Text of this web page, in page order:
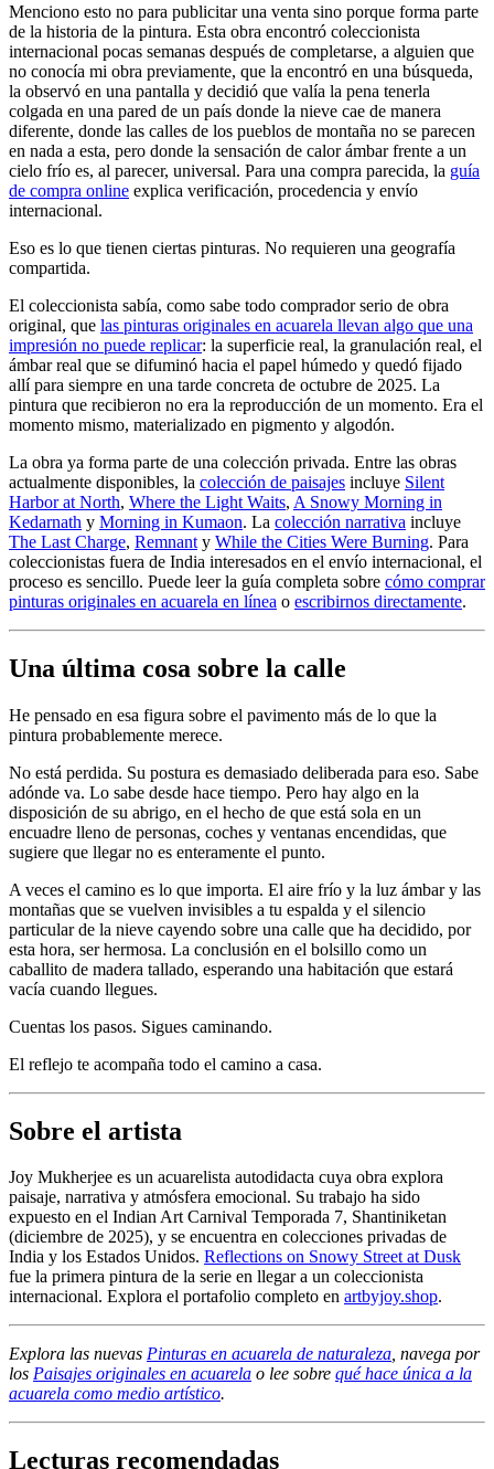
Menciono esto no para publicitar una venta sino porque forma parte
de la historia de la pintura. Esta obra encontró coleccionista
internacional pocas semanas después de completarse, a alguien que
no conocía mi obra previamente, que la encontró en una búsqueda,
la observó en una pantalla y decidió que valía la pena tenerla
colgada en una pared de un país donde la nieve cae de manera
diferente, donde las calles de los pueblos de montaña no se parecen
en nada a esta, pero donde la sensación de calor ámbar frente a un
cielo frío es, al parecer, universal. Para una compra parecida, la guía
de compra online explica verificación, procedencia y envío
internacional.
Eso es lo que tienen ciertas pinturas. No requieren una geografía
compartida.
El coleccionista sabía, como sabe todo comprador serio de obra
original, que las pinturas originales en acuarela llevan algo que una
impresión no puede replicar: la superficie real, la granulación real, el
ámbar real que se difuminó hacia el papel húmedo y quedó fijado
allí para siempre en una tarde concreta de octubre de 2025. La
pintura que recibieron no era la reproducción de un momento. Era el
momento mismo, materializado en pigmento y algodón.
La obra ya forma parte de una colección privada. Entre las obras
actualmente disponibles, la colección de paisajes incluye Silent
Harbor at North, Where the Light Waits, A Snowy Morning in
Kedarnath y Morning in Kumaon. La colección narrativa incluye
The Last Charge, Remnant y While the Cities Were Burning. Para
coleccionistas fuera de India interesados en el envío internacional, el
proceso es sencillo. Puede leer la guía completa sobre cómo comprar
pinturas originales en acuarela en línea o escribirnos directamente.
Una última cosa sobre la calle
He pensado en esa figura sobre el pavimento más de lo que la
pintura probablemente merece.
No está perdida. Su postura es demasiado deliberada para eso. Sabe
adónde va. Lo sabe desde hace tiempo. Pero hay algo en la
disposición de su abrigo, en el hecho de que está sola en un
encuadre lleno de personas, coches y ventanas encendidas, que
sugiere que llegar no es enteramente el punto.
A veces el camino es lo que importa. El aire frío y la luz ámbar y las
montañas que se vuelven invisibles a tu espalda y el silencio
particular de la nieve cayendo sobre una calle que ha decidido, por
esta hora, ser hermosa. La conclusión en el bolsillo como un
caballito de madera tallado, esperando una habitación que estará
vacía cuando llegues.
Cuentas los pasos. Sigues caminando.
El reflejo te acompaña todo el camino a casa.
Sobre el artista
Joy Mukherjee es un acuarelista autodidacta cuya obra explora
paisaje, narrativa y atmósfera emocional. Su trabajo ha sido
expuesto en el Indian Art Carnival Temporada 7, Shantiniketan
(diciembre de 2025), y se encuentra en colecciones privadas de
India y los Estados Unidos. Reflections on Snowy Street at Dusk
fue la primera pintura de la serie en llegar a un coleccionista
internacional. Explora el portafolio completo en artbyjoy.shop.
Explora las nuevas Pinturas en acuarela de naturaleza, navega por
los Paisajes originales en acuarela o lee sobre qué hace única a la
acuarela como medio artístico.
Lecturas recomendadas